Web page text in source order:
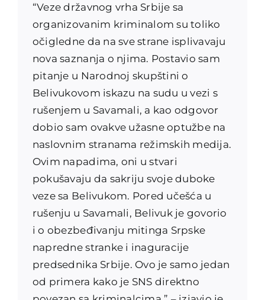
“Veze državnog vrha Srbije sa
organizovanim kriminalom su toliko
očigledne da na sve strane isplivavaju
nova saznanja o njima. Postavio sam
pitanje u Narodnoj skupštini o
Belivukovom iskazu na sudu u vezi s
rušenjem u Savamali, a kao odgovor
dobio sam ovakve užasne optužbe na
naslovnim stranama režimskih medija.
Ovim napadima, oni u stvari
pokušavaju da sakriju svoje duboke
veze sa Belivukom. Pored učešća u
rušenju u Savamali, Belivuk je govorio
i o obezbeđivanju mitinga Srpske
napredne stranke i inaguracije
predsednika Srbije. Ovo je samo jedan
od primera kako je SNS direktno